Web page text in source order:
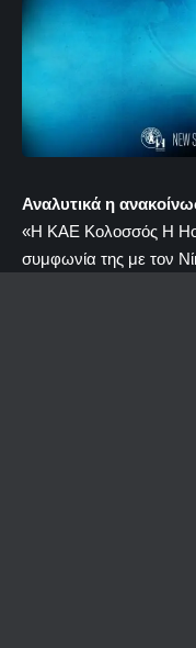
Αναλυτικά η
«Η ΚΑΕ Κολοσσός H
συμφωνία της με τον